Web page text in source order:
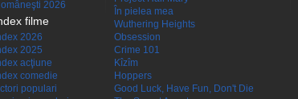
2026
filme
2026
2025
acţiune
comedie
populari
În pielea mea
Wuthering Heights
Obsession
Crime 101
Kîzîm
Hoppers
Good Luck, Have Fun, Don't Die